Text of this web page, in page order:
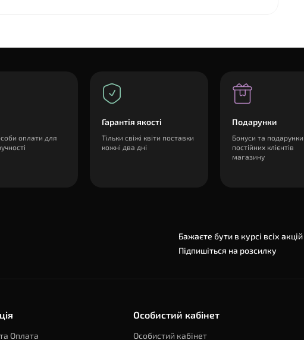
оплати для
Гарантія якості
Тільки свіжі квіти поставки
кожні два дні
Подарунки
Бонуси та
постійних клієнтів
магазину
Бажаєте бути в курсі всіх
Підпишіться на розсилку
Оплата
Особистий кабінет
Особистий кабінет